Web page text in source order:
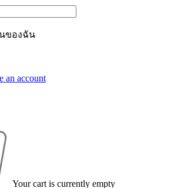
ของฉัน
an account
Your cart is currently empty